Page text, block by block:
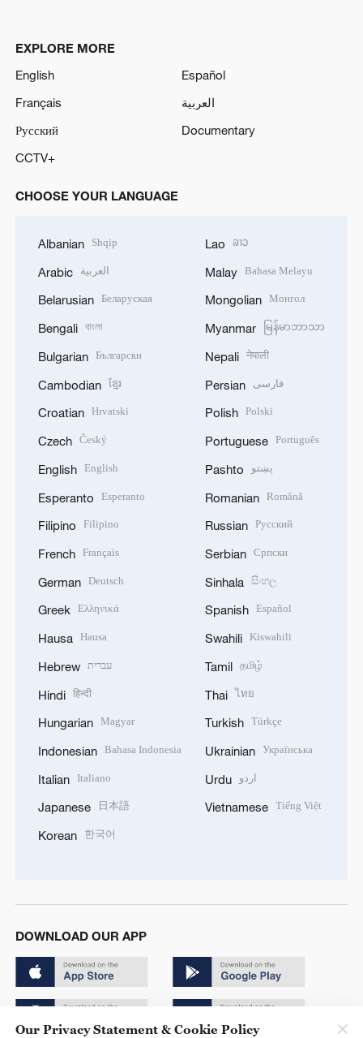
EXPLORE MORE
English
Español
Français
العربية
Русский
Documentary
CCTV+
CHOOSE YOUR LANGUAGE
Albanian Shqip
Arabic العربية
Belarusian Беларуская
Bengali বাংলা
Bulgarian Български
Cambodian ខ្មែរ
Croatian Hrvatski
Czech Český
English English
Esperanto Esperanto
Filipino Filipino
French Français
German Deutsch
Greek Ελληνικά
Hausa Hausa
Hebrew עברית
Hindi हिन्दी
Hungarian Magyar
Indonesian Bahasa Indonesia
Italian Italiano
Japanese 日本語
Korean 한국어
Lao ລາວ
Malay Bahasa Melayu
Mongolian Монгол
Myanmar မြန်မာဘာသာ
Nepali नेपाली
Persian فارسی
Polish Polski
Portuguese Português
Pashto پښتو
Romanian Română
Russian Русский
Serbian Српски
Sinhala සිංහල
Spanish Español
Swahili Kiswahili
Tamil தமிழ்
Thai ไทย
Turkish Türkçe
Ukrainian Українська
Urdu اردو
Vietnamese Tiếng Việt
DOWNLOAD OUR APP
Our Privacy Statement & Cookie Policy